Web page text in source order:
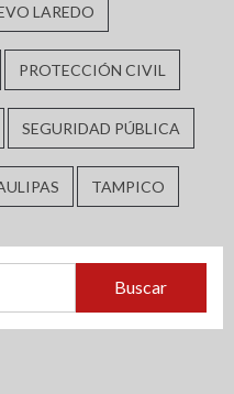
LAREDO
PROTECCIÓN CIVIL
SEGURIDAD PÚBLICA
TAMPICO